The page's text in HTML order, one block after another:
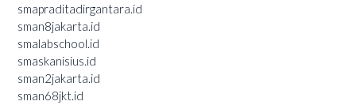
smapraditadirgantara.id
sman8jakarta.id
smalabschool.id
smaskanisius.id
sman2jakarta.id
sman68jkt.id